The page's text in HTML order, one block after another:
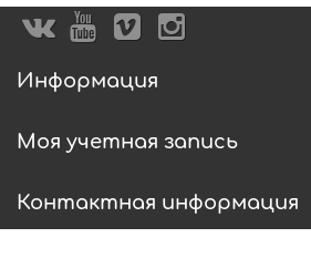
Информация
Моя учетная запись
Контактная информация